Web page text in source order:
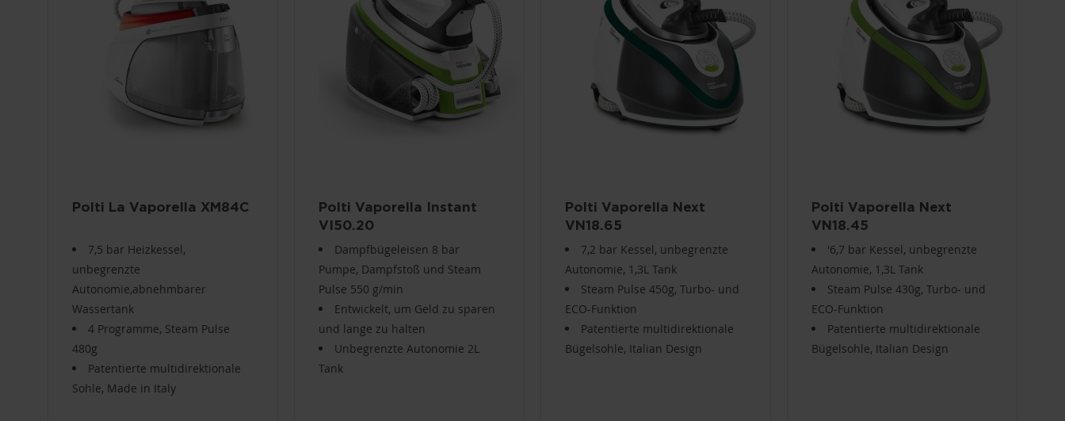
Polti La Vaporella XM84C
7,5 bar Heizkessel,
unbegrenzte
Autonomie,abnehmbarer
Wassertank
4 Programme, Steam Pulse
480g
Patentierte multidirektionale
Sohle, Made in Italy
Polti Vaporella Instant
VI50.20
Dampfbügeleisen 8 bar
Pumpe, Dampfstoß und Steam
Pulse 550 g/min
Entwickelt, um Geld zu sparen
und lange zu halten
Unbegrenzte Autonomie 2L
Tank
Polti Vaporella Next
VN18.65
7,2 bar Kessel, unbegrenzte
Autonomie, 1,3L Tank
Steam Pulse 450g, Turbo- und
ECO-Funktion
Patentierte multidirektionale
Bügelsohle, Italian Design
Polti Vaporella Next
VN18.45
'6,7 bar Kessel, unbegrenzte
Autonomie, 1,3L Tank
Steam Pulse 430g, Turbo- und
ECO-Funktion
Patentierte multidirektionale
Bügelsohle, Italian Design